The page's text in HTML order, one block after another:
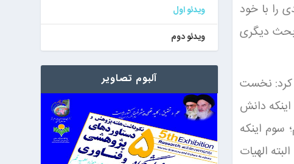
را با خود
بحث دیگری
کرد: نخست
دانش
سوم اینکه
الهیات
ویدئو اول
ویدئو دوم
آلبوم تصاویر